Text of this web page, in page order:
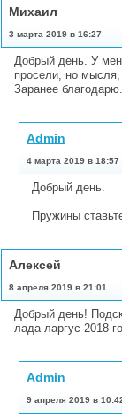
Михаил
3 марта 2019 в 16:27
Добрый день. У
просели, но мысля,
Заранее благодарю.
Admin
4 марта 2019 в 18:57
Добрый день.
Пружины
Алексей
8 апреля 2019 в 21:01
Добрый день!
лада ларгус 2018
Admin
9 апреля 2019 в